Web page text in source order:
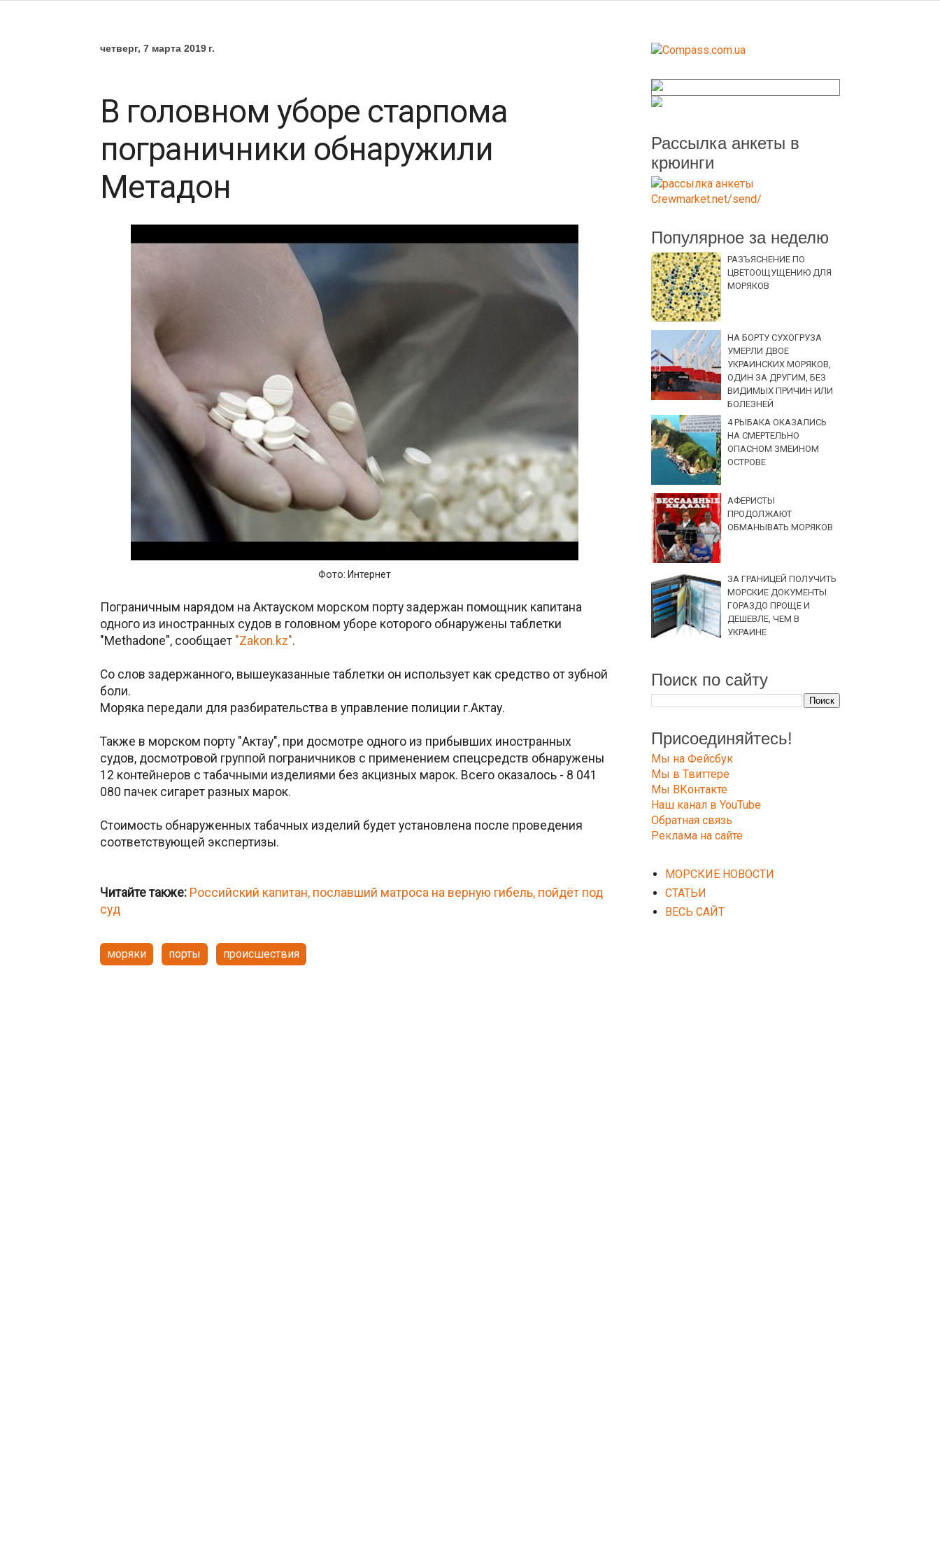
четверг, 7 марта 2019 г.
В головном уборе старпома
пограничники обнаружили
Метадон
Фото: Интернет
Пограничным нарядом на Актауском морском порту задержан помощник капитана
одного из иностранных судов в головном уборе которого обнаружены таблетки
"Methadone", сообщает "Zakon.kz".
Со слов задержанного, вышеуказанные таблетки он использует как средство от зубной
боли.
Моряка передали для разбирательства в управление полиции г.Актау.
Также в морском порту "Актау", при досмотре одного из прибывших иностранных
судов, досмотровой группой пограничников с применением спецсредств обнаружены
12 контейнеров с табачными изделиями без акцизных марок. Всего оказалось - 8 041
080 пачек сигарет разных марок.
Стоимость обнаруженных табачных изделий будет установлена после проведения
соответствующей экспертизы.
Читайте также: Российский капитан, пославший матроса на верную гибель, пойдёт под
суд
моряки порты происшествия
Рассылка анкеты в
крюинги
Популярное за неделю
РАЗЪЯСНЕНИЕ ПО
ЦВЕТООЩУЩЕНИЮ ДЛЯ
МОРЯКОВ
НА БОРТУ СУХОГРУЗА
УМЕРЛИ ДВОЕ
УКРАИНСКИХ МОРЯКОВ,
ОДИН ЗА ДРУГИМ, БЕЗ
ВИДИМЫХ ПРИЧИН ИЛИ
БОЛЕЗНЕЙ
4 РЫБАКА ОКАЗАЛИСЬ
НА СМЕРТЕЛЬНО
ОПАСНОМ ЗМЕИНОМ
ОСТРОВЕ
АФЕРИСТЫ
ПРОДОЛЖАЮТ
ОБМАНЫВАТЬ МОРЯКОВ
ЗА ГРАНИЦЕЙ ПОЛУЧИТЬ
МОРСКИЕ ДОКУМЕНТЫ
ГОРАЗДО ПРОЩЕ И
ДЕШЕВЛЕ, ЧЕМ В
УКРАИНЕ
Поиск по сайту
Присоединяйтесь!
Мы на Фейсбук
Мы в Твиттере
Мы ВКонтакте
Наш канал в YouTube
Обратная связь
Реклама на сайте
МОРСКИЕ НОВОСТИ
СТАТЬИ
ВЕСЬ САЙТ